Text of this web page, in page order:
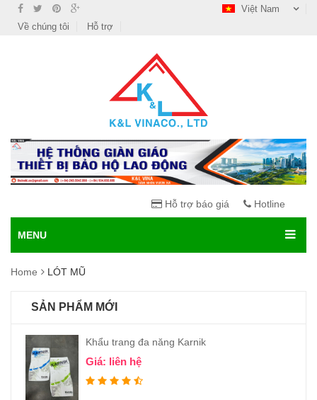
Việt Nam
Về chúng tôi
Hỗ trợ
Hỗ trợ báo giá Hotline
MENU
Home LÓT MŨ
SẢN PHẨM MỚI
Khẩu trang đa năng Karnik
Giá: liên hệ